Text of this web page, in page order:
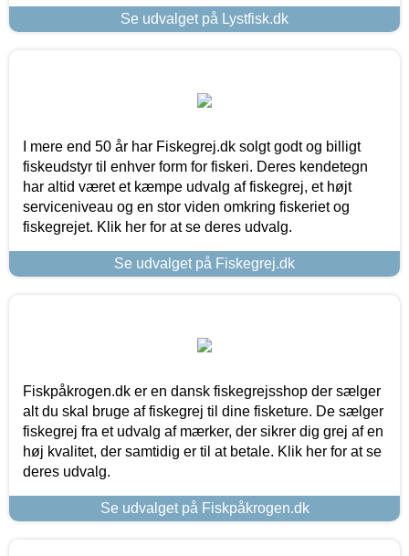
Se udvalget på Lystfisk.dk
I mere end 50 år har Fiskegrej.dk solgt godt og billigt
fiskeudstyr til enhver form for fiskeri. Deres kendetegn
har altid været et kæmpe udvalg af fiskegrej, et højt
serviceniveau og en stor viden omkring fiskeriet og
fiskegrejet. Klik her for at se deres udvalg.
Se udvalget på Fiskegrej.dk
Fiskpåkrogen.dk er en dansk fiskegrejsshop der sælger
alt du skal bruge af fiskegrej til dine fisketure. De sælger
fiskegrej fra et udvalg af mærker, der sikrer dig grej af en
høj kvalitet, der samtidig er til at betale. Klik her for at se
deres udvalg.
Se udvalget på Fiskpåkrogen.dk